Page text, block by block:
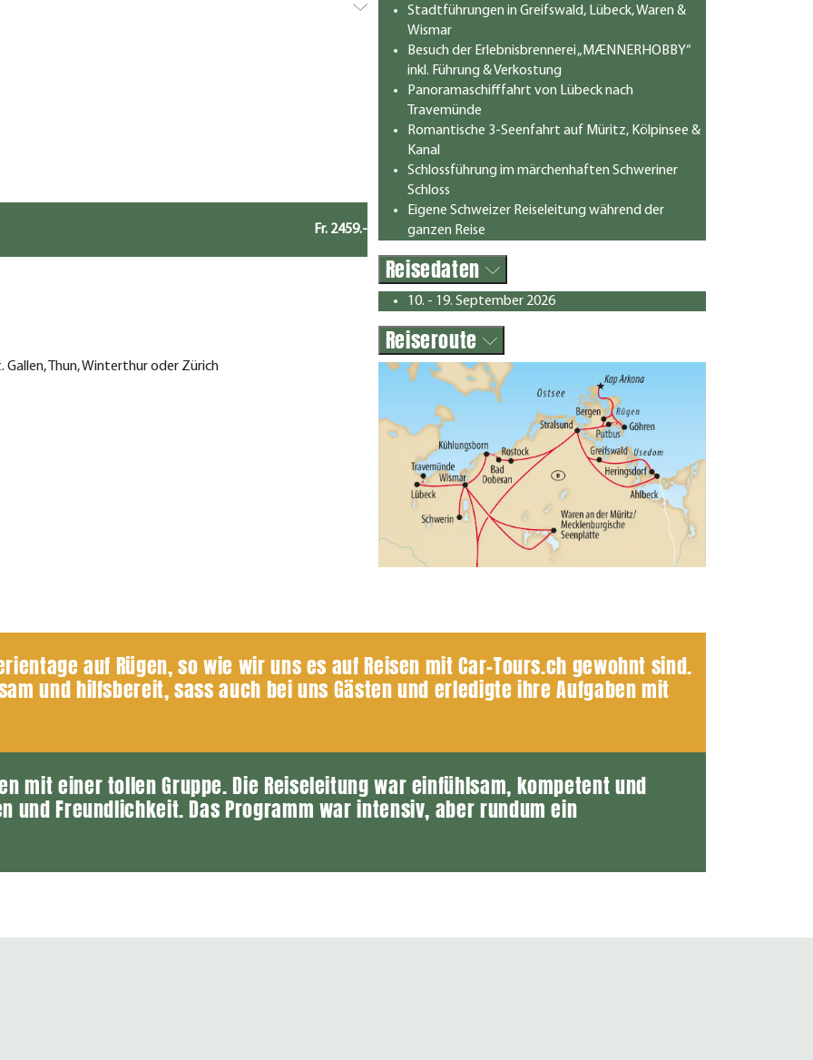
Fr. 2459.-
Gallen, Thun, Winterthur oder Zürich
Stadtführungen in Greifswald, Lübeck, Waren &
Wismar
Besuch der Erlebnisbrennerei „MÆNNERHOBBY“
inkl. Führung & Verkostung
Panoramaschifffahrt von Lübeck nach
Travemünde
Romantische 3-Seenfahrt auf Müritz, Kölpinsee &
Kanal
Schlossführung im märchenhaften Schweriner
Schloss
Eigene Schweizer Reiseleitung während der
ganzen Reise
Reisedaten
10. - 19. September 2026
Reiseroute
auf Rügen, so wie wir uns es auf Reisen mit Car-Tours.ch gewohnt sind.
und hilfsbereit, sass auch bei uns Gästen und erledigte ihre Aufgaben mit
mit einer tollen Gruppe. Die Reiseleitung war einfühlsam, kompetent und
und Freundlichkeit. Das Programm war intensiv, aber rundum ein